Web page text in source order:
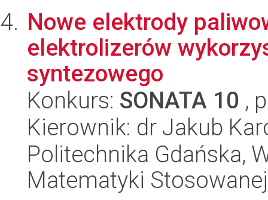
Nowe elektrody
elektrolizerów
syntezowego
Konkurs: SONATA 10 ,
Kierownik: dr Jakub
Politechnika Gdańska,
Matematyki Stosowanej